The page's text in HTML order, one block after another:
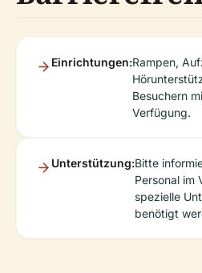
Einrichtungen:Rampen,
Besuchern
Verfügung.
Unterstützung:Bitte
Personal im
spezielle
benötigt